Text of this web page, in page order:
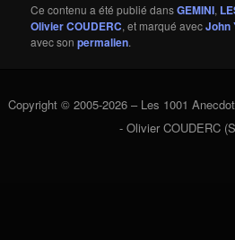
Ce contenu a été publié dansGEMINI,
Olivier COUDERC, et marqué avecJohn
avec sonpermalien.
Copyright © 2005-2026 – Les 1001
- Olivier COUDERC